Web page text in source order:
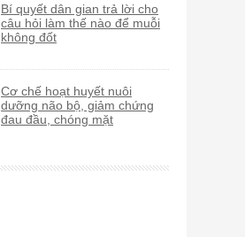
Bí quyết dân gian trả lời cho
câu hỏi làm thế nào để muỗi
không đốt
Cơ chế hoạt huyết nuôi
dưỡng não bộ, giảm chứng
đau đầu, chóng mặt